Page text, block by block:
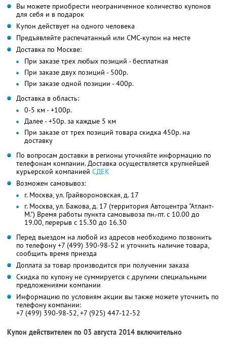
Вы можете приобрести неограниченное количество купонов
для себя и в подарок
Купон действует на одного человека
Предъявляйте распечатанный или СМС-купон на месте
Доставка по Москве:
При заказе трех любых позиций - бесплатная
При заказе двух позиций - 500р.
При заказе одной позиции - 400р.
Доставка в область:
0-5 км - +100р.
Далее - +50р. за каждые 5 км
При заказе от трех позиций товара скидка 450р. на
доставку
По вопросам доставки в регионы уточняйте информацию по
телефонам компании. Доставка осуществляется крупнейшей
курьерской компанией СДЕК
Возможен самовывоз:
г. Москва, ул. Грайвороновская, д. 17
г. Москва, ул. Бажова, д. 17 (территория Автоцентра "Атлант-
М.") Время работы пункта самовывоза пн.-пт. с 10.00 до
19.00, перерыв с 15.30 до 16.30
Перед выездом на любой из адресов необходимо позвонить
по телефону +7 (499) 390-98-52 и уточнить наличие товара,
сообщить время приезда
Доплата за товар производится при получении заказа
Скидка по купону не суммируется с другими специальными
предложениями компании
Информацию по условиям акции вы также можете уточнить по
телефону компании:
+7 (499) 390-98-52, +7 (925) 447-12-52
Купон действителен по 03 августа 2014 включительно